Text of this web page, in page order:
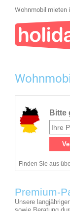
Wohnmobil mieten